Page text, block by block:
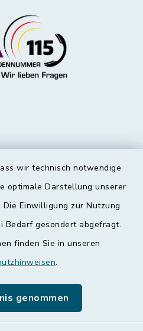
wir technisch notwendige
optimale Darstellung unserer
Einwilligung zur Nutzung
Bedarf gesondert abgefragt.
finden Sie in unseren
.
genommen